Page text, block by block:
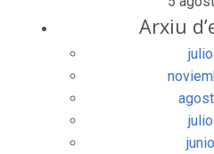
Arxiu